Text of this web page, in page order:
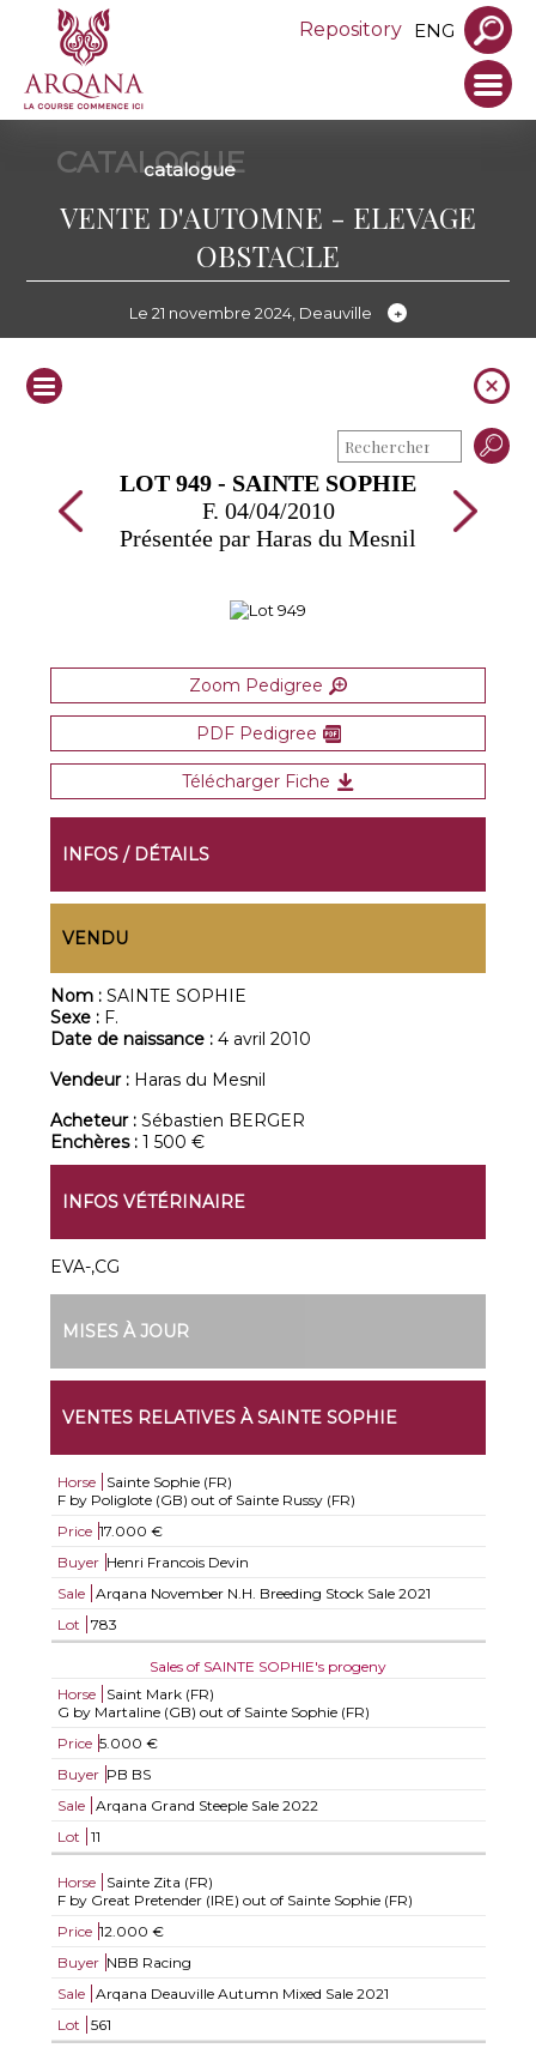
Repository ENG
CATALOGUE
catalogue
VENTE D'AUTOMNE - ELEVAGE
OBSTACLE
Le 21 novembre 2024, Deauville
LOT 949 - SAINTE SOPHIE
F. 04/04/2010
Présentée par Haras du Mesnil
Zoom Pedigree
PDF Pedigree
Télécharger Fiche
INFOS / DÉTAILS
VENDU
Nom :SAINTE SOPHIE
Sexe : F.
Date de naissance :4 avril 2010
Vendeur : Haras du Mesnil
Acheteur :Sébastien BERGER
Enchères :1 500 €
INFOS VÉTÉRINAIRE
EVA-,CG
MISES À JOUR
VENTES RELATIVES À SAINTE SOPHIE
Horse
Sainte Sophie (FR)
F by Poliglote (GB) out of Sainte Russy (FR)
Price 17.000 €
Buyer Henri Francois Devin
Sale
Arqana November N.H. Breeding Stock Sale 2021
Lot
783
Sales of SAINTE SOPHIE's progeny
Horse
Saint Mark (FR)
G by Martaline (GB) out of Sainte Sophie (FR)
Price 5.000 €
Buyer PB BS
Sale
Arqana Grand Steeple Sale 2022
Lot
11
Horse
Sainte Zita (FR)
F by Great Pretender (IRE) out of Sainte Sophie (FR)
Price 12.000 €
Buyer NBB Racing
Sale
Arqana Deauville Autumn Mixed Sale 2021
Lot
561